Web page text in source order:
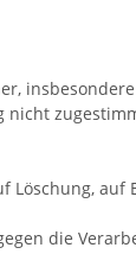
nicht
Löschung, auf
die